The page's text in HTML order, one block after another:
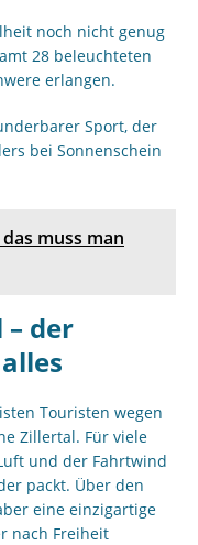
noch nicht genug
28 beleuchteten
erlangen.
Sport, der
bei Sonnenschein
muss man
der
Touristen wegen
Zillertal. Für viele
und der Fahrtwind
packt. Über den
eine einzigartige
nach Freiheit